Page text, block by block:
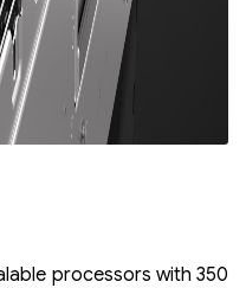
processors with 350